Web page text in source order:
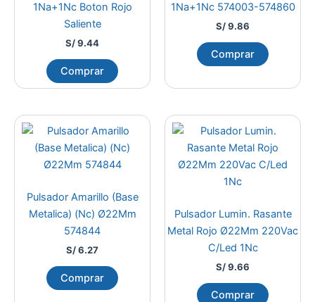
1Na+1Nc Boton Rojo
Saliente
S/9.44
Comprar
1Na+1Nc 574003-574860
S/9.86
Comprar
Pulsador Amarillo (Base
Metalica) (Nc) Ø22Mm
574844
S/6.27
Comprar
Pulsador Lumin. Rasante
Metal Rojo Ø22Mm 220Vac
C/Led 1Nc
S/9.66
Comprar